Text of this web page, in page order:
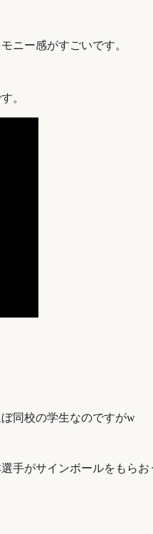
ニー感がすごいです。
。
同校の学生なのですがw
手がサインボールをもら